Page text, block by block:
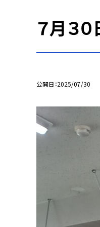
７月３
公開日 2025/07/30